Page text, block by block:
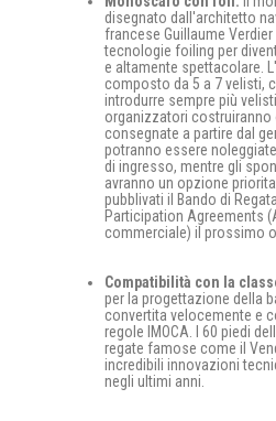
disegnato dall'architetto
francese Guillaume
tecnologie foiling per
e altamente spettacolare.
composto da 5 a 7 velisti,
introdurre sempre più
organizzatori costruiranno
consegnate a partire dal
potranno essere
di ingresso, mentre gli
avranno un opzione
pubblivati il Bando di
Participation Agreements
commerciale) il prossimo
Compatibilità con la
per la progettazione della
convertita velocemente e
regole IMOCA. I 60 piedi
regate famose come il
incredibili innovazioni
negli ultimi anni.